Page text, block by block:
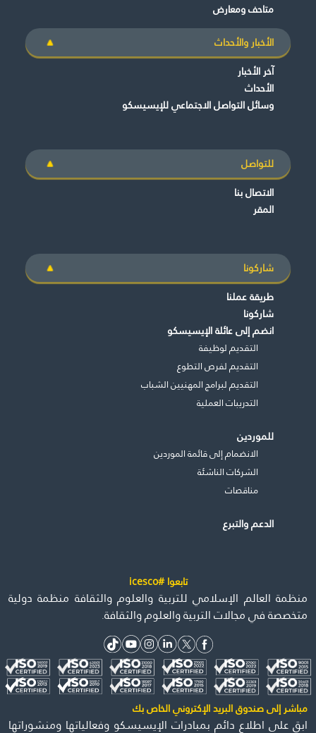
متاحف ومعارض
الأخبار والأحداث
آخر الأخبار
الأحداث
وسائل التواصل الاجتماعي للإيسيسكو
للتواصل
الاتصال بنا
المقر
شاركونا
طريقة عملنا
شاركونا
انضم إلى عائلة الإيسيسكو
التقديم لوظيفة
التقديم لفرص التطوع
التقديم لبرامج المهنيين الشباب
التدريبات العملية
للموردين
الانضمام إلى قائمة الموردين
الشركات الناشئة
مناقصات
الدعم والتبرع
تابعوا #icesco
منظمة العالم الإسلامي للتربية والعلوم والثقافة منظمة دولية
متخصصة في مجالات التربية والعلوم والثقافة.
مباشر إلى صندوق البريد الإكتروني الخاص بك
ابق على اطلاع دائم بمبادرات الإيسيسكو وفعالياتها ومنشوراتها